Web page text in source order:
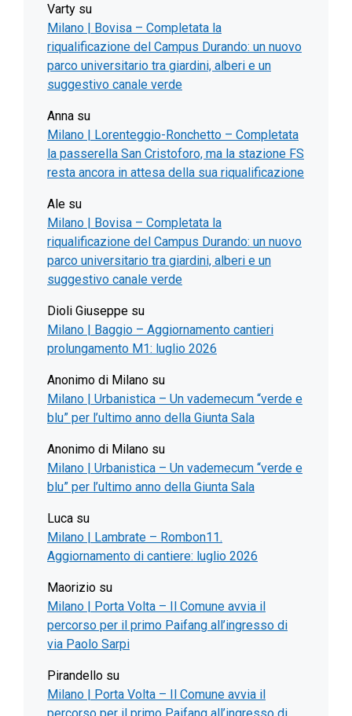
Varty su
Milano | Bovisa – Completata la
riqualificazione del Campus Durando: un nuovo
parco universitario tra giardini, alberi e un
suggestivo canale verde
Anna su
Milano | Lorenteggio-Ronchetto – Completata
la passerella San Cristoforo, ma la stazione FS
resta ancora in attesa della sua riqualificazione
Ale su
Milano | Bovisa – Completata la
riqualificazione del Campus Durando: un nuovo
parco universitario tra giardini, alberi e un
suggestivo canale verde
Dioli Giuseppe su
Milano | Baggio – Aggiornamento cantieri
prolungamento M1: luglio 2026
Anonimo di Milano su
Milano | Urbanistica – Un vademecum “verde e
blu” per l’ultimo anno della Giunta Sala
Anonimo di Milano su
Milano | Urbanistica – Un vademecum “verde e
blu” per l’ultimo anno della Giunta Sala
Luca su
Milano | Lambrate – Rombon11.
Aggiornamento di cantiere: luglio 2026
Maorizio su
Milano | Porta Volta – Il Comune avvia il
percorso per il primo Paifang all’ingresso di
via Paolo Sarpi
Pirandello su
Milano | Porta Volta – Il Comune avvia il